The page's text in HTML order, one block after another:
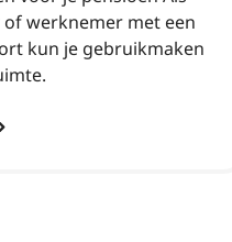
werknemer met een
kun je gebruikmaken